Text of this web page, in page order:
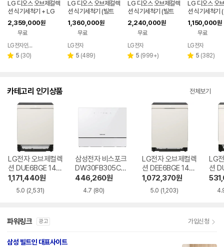
LG 디오스 오브제컬렉
션 식기세척기 + LG
디오스 인덕션 빌트인
(DUE6BGL1E + BEI
3QKHLOE / 6BG1E
-QKHE)
2,359,000원
무료
LG전자인증점 신영플러스
별 5 리
(30)
LG 디오스 오브제컬렉
션 식기세척기 (빌트
인/14인용) DUE6BG
L3E
1,360,000원
무료
LG전자
별 5 리
(489)
LG 디오스 오브제컬렉
션 식기세척기 (빌트
인/14인용) DUE6BG
E
2,240,000원
무료
LG전자
별 5 리
(999+)
LG 디오스 오
션 식기세척기
인/14인용)
L1E
1,150,000원
무료
LG전자
별 5 리
(382)
카테고리 인기상품 전체보기
LG전자 오브제컬렉
션 DUE6BGE 14인
용 빌트인
1,171,440원
5.0 (2,531)
삼성전자 비스포크
DW30FB305CW
0 6인용 카운터탑
446,260원
4.7 (80)
LG전자 오브제컬렉
션 DEE6BGE 14인
용 빌트인
1,072,370원
5.0 (1,203)
LG
션
인용
파워링크 광고 가입신청
삼성 빌트인 대표사이트